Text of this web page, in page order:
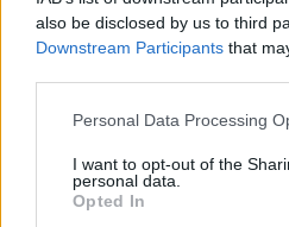
also be disclosed by us to third
Downstream Participants that
Personal Data Processing
I want to opt-out of the
personal data.
Opted In
l'informazione del nostro
sempre in prima linea per
PIÙ INFORMAZIONI SU